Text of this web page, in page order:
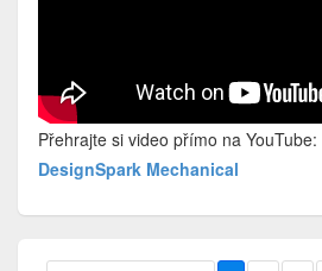
Přehrajte si video přímo na YouTube:
DesignSpark Mechanical